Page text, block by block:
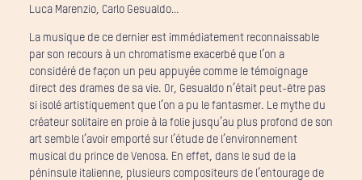
Luca Marenzio, Carlo Gesualdo…
La musique de ce dernier est immédiatement reconnaissable
par son recours à un chromatisme exacerbé que l’on a
considéré de façon un peu appuyée comme le témoignage
direct des drames de sa vie. Or, Gesualdo n’était peut-être pas
si isolé artistiquement que l’on a pu le fantasmer. Le mythe du
créateur solitaire en proie à la folie jusqu’au plus profond de son
art semble l’avoir emporté sur l’étude de l’environnement
musical du prince de Venosa. En effet, dans le sud de la
péninsule italienne, plusieurs compositeurs de l’entourage de